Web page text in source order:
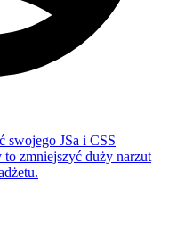
swojego JSa i CSS
to zmniejszyć duży narzut